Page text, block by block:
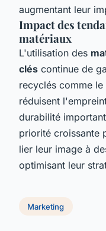
augmentant leur
Impact des
matériaux
L'utilisation des
clés continue de
recyclés comme
réduisent
durabilité
priorité croissante
lier leur image à
optimisant leur
Marketing